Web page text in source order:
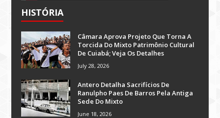
HISTÓRIA
Câmara Aprova Projeto Que Torna A
Torcida Do Mixto Patrimônio Cultural
De Cuiabá; Veja Os Detalhes
July 28, 2026
Antero Detalha Sacrifícios De
Ranulpho Paes De Barros Pela Antiga
Sede Do Mixto
June 18, 2026